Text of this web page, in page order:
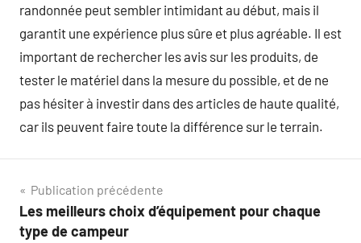
randonnée peut sembler intimidant au début, mais il
garantit une expérience plus sûre et plus agréable. Il est
important de rechercher les avis sur les produits, de
tester le matériel dans la mesure du possible, et de ne
pas hésiter à investir dans des articles de haute qualité,
car ils peuvent faire toute la différence sur le terrain.
Navigation
de
Publication précédente
Les meilleurs choix d’équipement pour chaque
type de campeur